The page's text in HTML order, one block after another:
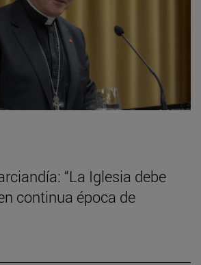
“La Iglesia debe
continua época de